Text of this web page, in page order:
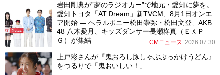
岩田剛典が”夢のラジオカー”で地元・愛知に夢を。
愛知トヨタ「AT Dream」新TVCM、8月1日オンエ
ア開始 ― ヘラルボニー松田崇弥・松田文登、AKB
48 八木愛月、キッズダンサー長瀬柊真（ＥＸＰ
Ｇ）が集結 ―
CMニュース 2026.07.30
上戸彩さんが『鬼おろし豚しゃぶぶっかけうどん』
をつるりで「鬼おいしい！」